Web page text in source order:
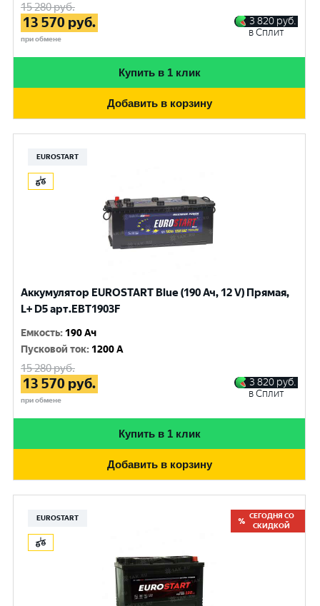
15 280руб.
13 570 руб.
при обмене
3 820 руб.
в Сплит
Купить в 1 клик
Добавить в корзину
EUROSTART
Аккумулятор EUROSTART Blue (190 Ач, 12 V) Прямая,
L+ D5 арт.EBT1903F
Емкость: 190 Ач
Пусковой ток: 1200 A
15 280руб.
13 570 руб.
при обмене
3 820 руб.
в Сплит
Купить в 1 клик
Добавить в корзину
EUROSTART
СЕГОДНЯ СО
СКИДКОЙ